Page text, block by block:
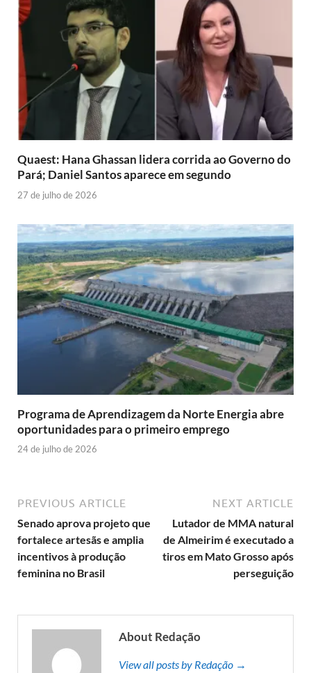
Quaest: Hana Ghassan lidera corrida ao Governo do
Pará; Daniel Santos aparece em segundo
27 de julho de 2026
Programa de Aprendizagem da Norte Energia abre
oportunidades para o primeiro emprego
24 de julho de 2026
PREVIOUS ARTICLE
Senado aprova projeto que
fortalece artesãs e amplia
incentivos à produção
feminina no Brasil
NEXT ARTICLE
Lutador de MMA natural
de Almeirim é executado a
tiros em Mato Grosso após
perseguição
About Redação
View all posts by Redação →